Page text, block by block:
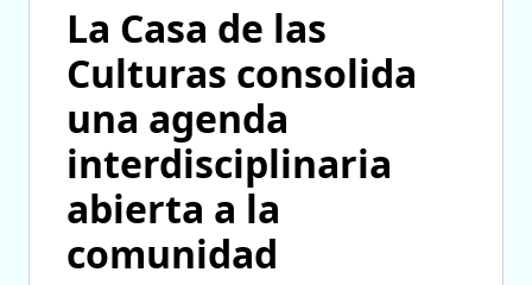
La Casa de las
Culturas consolida
una agenda
interdisciplinaria
abierta a la
comunidad